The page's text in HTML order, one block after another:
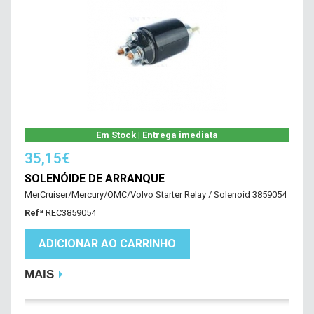
Em Stock | Entrega imediata
35,15€
SOLENÓIDE DE ARRANQUE
MerCruiser/Mercury/OMC/Volvo Starter Relay / Solenoid 3859054
Refª REC3859054
ADICIONAR AO CARRINHO
MAIS